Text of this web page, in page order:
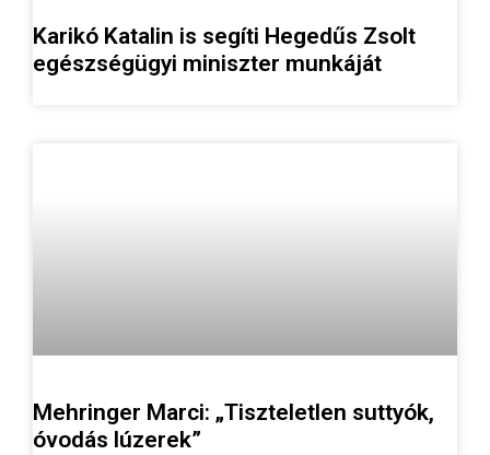
Karikó Katalin is segíti Hegedűs Zsolt
egészségügyi miniszter munkáját
Mehringer Marci: „Tiszteletlen suttyók,
óvodás lúzerek”